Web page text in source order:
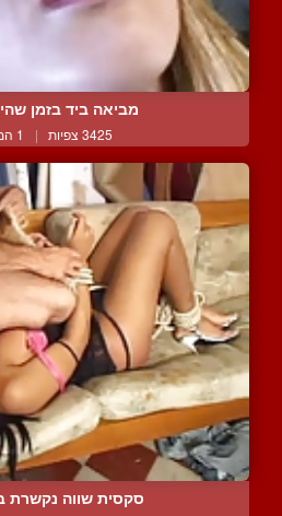
מביאה ביד בזמן
3425 צפיות | 1 המלצות
סקסית שווה נקשרת